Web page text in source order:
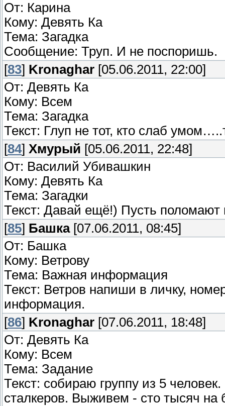
От: Карина
Кому: Девять Ка
Тема: Загадка
Сообщение: Труп. И не поспоришь.
[83] Kronaghar [05.06.2011, 22:00]
От: Девять Ка
Кому: Всем
Тема: Загадка
Текст: Глуп не тот, кто слаб
[84] Хмурый [05.06.2011, 22:48]
От: Василий Убивашкин
Кому: Девять Ка
Тема: Загадки
Текст: Давай ещё!) Пусть поломают
[85] Башка[07.06.2011, 08:45]
От: Башка
Кому: Ветрову
Тема: Важная информация
Текст: Ветров напиши в личку,
информация.
[86] Kronaghar [07.06.2011, 18:48]
От: Девять Ка
Кому: Всем
Тема: Задание
Текст: собираю группу из 5
сталкеров. Выживем - сто тысяч на